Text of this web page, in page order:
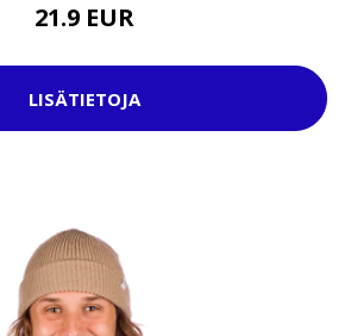
21.9 EUR
LISÄTIETOJA